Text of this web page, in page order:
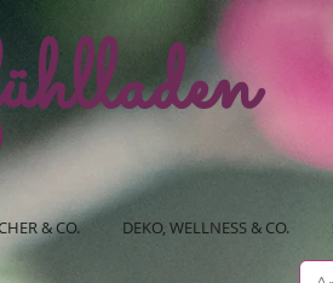
& CO. DEKO, WELLNESS & CO.